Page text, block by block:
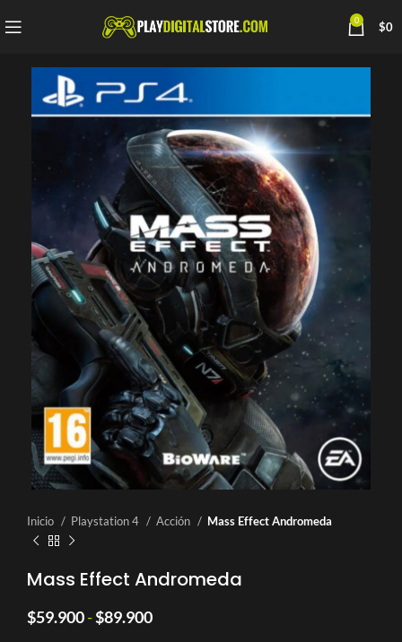
0 $0
Inicio Playstation 4 Acción Mass Effect Andromeda
Mass Effect Andromeda
$59.900-$89.900Rango